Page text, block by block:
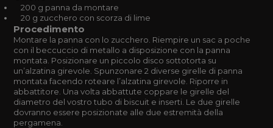
200 g panna da montare
20 g zucchero con scorza di lime
Procedimento
Montare la panna con lo zucchero. Riempire un sac a poche
con il beccuccio di metallo a disposizione con la panna
montata. Posizionare un piccolo disco sottotorta su
un’alzatina girevole. Spunzonare 2 diverse girelle di panna
montata facendo roteare l’alzatina girevole. Riporre in
abbattitore. Una volta abbattute coppare le girelle del
diametro del vostro tubo di biscuit e inserti. Le due girelle
dovranno essere posizionate alle due estremità della
pergamena.